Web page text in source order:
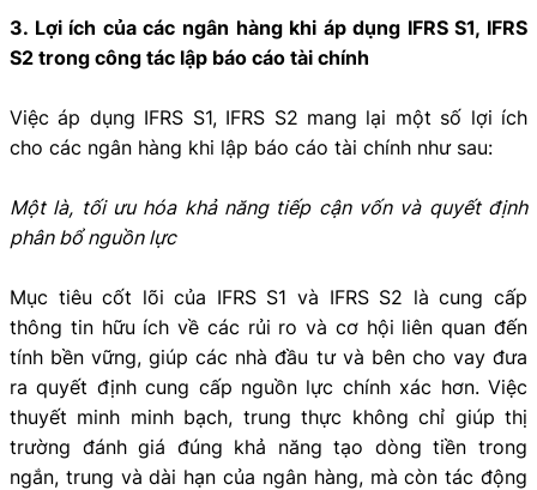
3. Lợi ích của các ngân hàng khi áp dụng IFRS S1, IFRS
S2 trong công tác lập báo cáo tài chính
Việc áp dụng IFRS S1, IFRS S2 mang lại một số lợi ích
cho các ngân hàng khi lập báo cáo tài chính như sau:
Một là, tối ưu hóa khả năng tiếp cận vốn và quyết định
phân bổ nguồn lực
Mục tiêu cốt lõi của IFRS S1 và IFRS S2 là cung cấp
thông tin hữu ích về các rủi ro và cơ hội liên quan đến
tính bền vững, giúp các nhà đầu tư và bên cho vay đưa
ra quyết định cung cấp nguồn lực chính xác hơn. Việc
thuyết minh minh bạch, trung thực không chỉ giúp thị
trường đánh giá đúng khả năng tạo dòng tiền trong
ngắn, trung và dài hạn của ngân hàng, mà còn tác động